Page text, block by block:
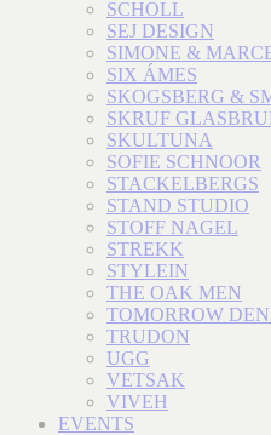
SCHOLL
SEJ DESIGN
SIMONE &
SIX ÁMES
SKOGSBERG &
SKRUF
SKULTUNA
SOFIE SCHNOOR
STACKELBERGS
STAND STUDIO
STOFF NAGEL
STREKK
STYLEIN
THE OAK MEN
TOMORROW
TRUDON
UGG
VETSAK
VIVEH
EVENTS